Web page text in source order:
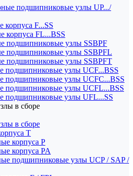
подшипниковые узлы UP.../
F...SS
FL...BSS
подшипниковые узлы SSBPF
подшипниковые узлы SSBPFL
подшипниковые узлы SSBPFT
подшипниковые узлы UCF...BSS
подшипниковые узлы UCFC...BSS
подшипниковые узлы UCFL...BSS
подшипниковые узлы UFL...SS
в сборе
в сборе
T
корпуса P
корпуса PA
подшипниковые узлы UCP / SAP /